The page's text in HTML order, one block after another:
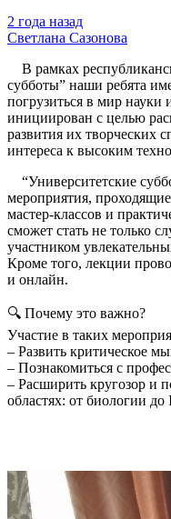
2 года назад
Светлана Сазонова
В рамках
субботы” наши ребята
погрузиться в мир науки
инициирован с целью
развития их творческих
интереса к высоким
“Университетские
мероприятия,
мастер-классов и
сможет стать не только
участником
Кроме того, лекции
и онлайн.
🔍 Почему это важно?
Участие в таких
– Развить критическое
– Познакомиться с
– Расширить кругозор и
областях: от биологии до